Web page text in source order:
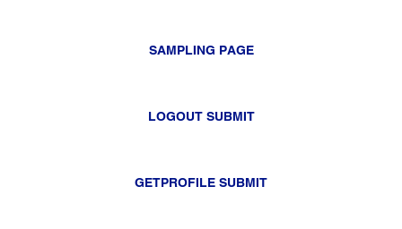
SAMPLING PAGE
LOGOUT SUBMIT
GETPROFILE SUBMIT